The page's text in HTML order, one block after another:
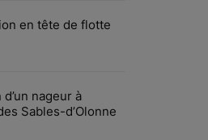
en tête de flotte
nageur à
Sables-d’Olonne